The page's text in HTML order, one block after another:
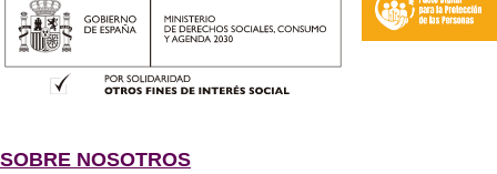
SOBRE NOSOTROS